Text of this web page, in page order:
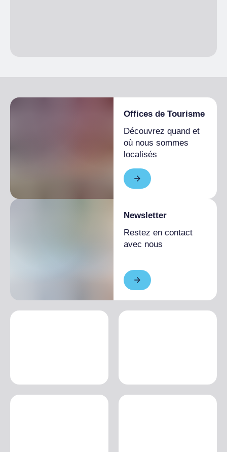
Offices de Tourisme
Découvrez quand et
où nous sommes
localisés
Newsletter
Restez en contact
avec nous